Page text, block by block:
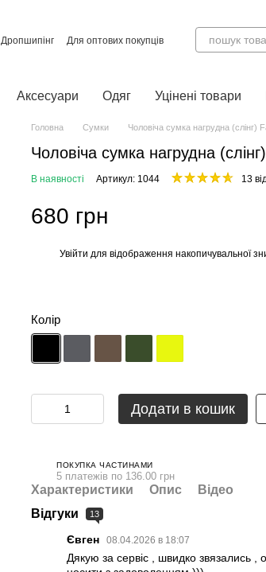
Дропшипінг
Для оптових покупців
Аксесуари Одяг Уцінені товари
Головна Сумки Чоловіча сумка нагрудна (слінг)
Чоловіча сумка нагрудна
В наявності Артикул: 1044 13
680 грн
Увійти для відображення накопичувальної
Колір
Додати в кошик
ПОКУПКА ЧАСТИНАМИ
5 платежів по 136.00 грн
Характеристики Опис
Відео
Відгуки
13
Євген 08.04.2026 в 18:07
Дякую за сервiс , швидко звязались ,